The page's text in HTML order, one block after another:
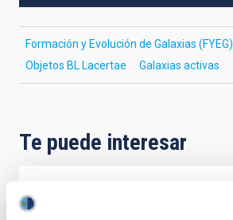
Formación y Evolución de Galaxias (FYEG)
Objetos BL Lacertae
Galaxias activas
Te puede interesar